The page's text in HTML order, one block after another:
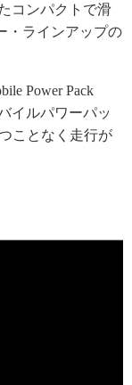
コンパクトで滑
・ラインアップの
Power Pack
イルパワーパッ
ことなく走行が